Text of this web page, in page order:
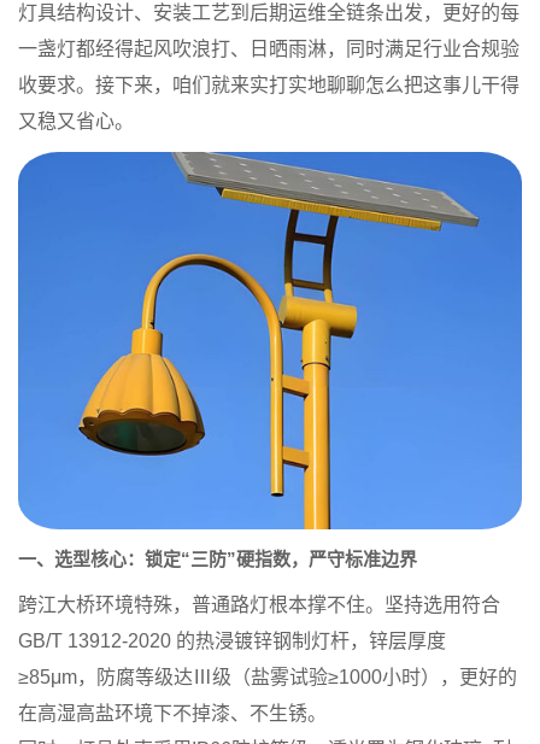
灯具结构设计、安装工艺到后期运维全链条出发，更好的每
一盏灯都经得起风吹浪打、日晒雨淋，同时满足行业合规验
收要求。接下来，咱们就来实打实地聊聊怎么把这事儿干得
又稳又省心。
一、选型核心：锁定“三防”硬指数，严守标准边界
跨江大桥环境特殊，普通路灯根本撑不住。坚持选用符合
GB/T 13912-2020 的热浸镀锌钢制灯杆，锌层厚度
≥85μm，防腐等级达Ⅲ级（盐雾试验≥1000小时），更好的
在高湿高盐环境下不掉漆、不生锈。